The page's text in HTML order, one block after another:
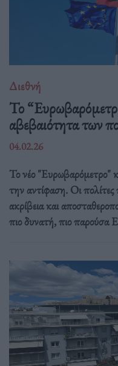
Διεθνή
Το
αβεβαιότητα των
04.02.26
Το νέο "Ευρωβαρόμετρο"
την αντίφαση. Oι
ακρίβεια και
πιο δυνατή, πιο παρούσα